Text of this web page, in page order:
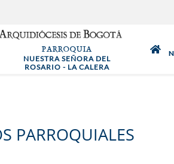
PARROQUIA
NUESTRA SEÑORA DEL
ROSARIO - LA CALERA
PARROQUIALES